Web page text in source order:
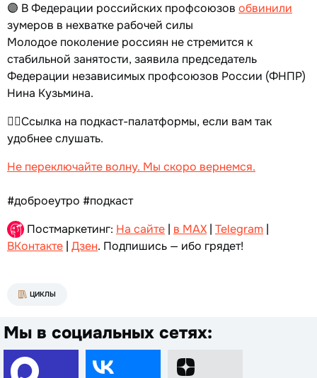
🟣 В Федерации российских профсоюзов обвинили
зумеров в нехватке рабочей силы
Молодое поколение россиян не стремится к
стабильной занятости, заявила председатель
Федерации независимых профсоюзов России (ФНПР)
Нина Кузьмина.
👉🏻Ссылка на подкаст-палатформы, если вам так
удобнее слушать.
Не переключайте волну. Мы скоро вернемся.
#доброеутро #подкаст
Постмаркетинг: На сайте | в MAX | Telegram |
ВКонтакте | Дзен. Подпишись — ибо грядет!
ЦИКЛЫ
Мы в социальных сетях: